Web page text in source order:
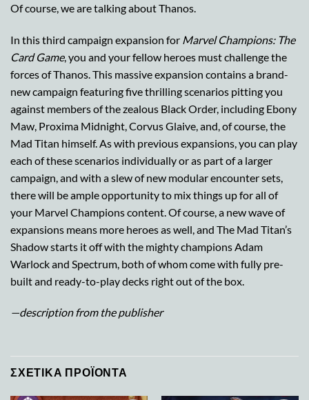
Of course, we are talking about Thanos.
In this third campaign expansion for Marvel Champions: The
Card Game, you and your fellow heroes must challenge the
forces of Thanos. This massive expansion contains a brand-
new campaign featuring five thrilling scenarios pitting you
against members of the zealous Black Order, including Ebony
Maw, Proxima Midnight, Corvus Glaive, and, of course, the
Mad Titan himself. As with previous expansions, you can play
each of these scenarios individually or as part of a larger
campaign, and with a slew of new modular encounter sets,
there will be ample opportunity to mix things up for all of
your Marvel Champions content. Of course, a new wave of
expansions means more heroes as well, and The Mad Titan’s
Shadow starts it off with the mighty champions Adam
Warlock and Spectrum, both of whom come with fully pre-
built and ready-to-play decks right out of the box.
—description from the publisher
ΣΧΕΤΙΚΆ ΠΡΟΪΌΝΤΑ